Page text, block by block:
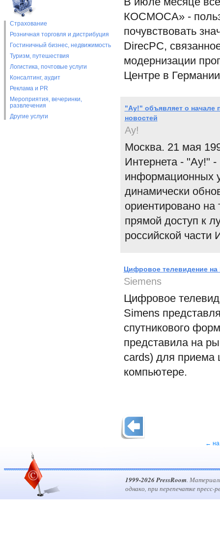
Страхование
Розничная торговля и дистрибуция
Гостиничный бизнес, недвижимость
Туризм, путешествия
Логистика, почтовые услуги
Консалтинг, аудит
Реклама и PR
Мероприятия, вечеринки,
развлечения
Другие услуги
КОСМОСА» -
почувствовать
DirecPC,
модернизации
Центре в
"Ау!" объявляет о начале
новостей
Ау!
Москва. 21 мая
Интернета - "Ау!"
информационных
динамически
ориентировано на
прямой доступ к
российской части
Цифровое телевидение
Siemens
Цифровое
Simens
спутникового
представила на
cards) для
компьютере.
← на
1999-2026 PressRoom.
однако, при перепечатке пресс-